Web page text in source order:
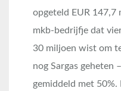
opgeteld EUR 147,7
mkb-bedrijfje dat
30 miljoen wist om
nog Sargas geheten
gemiddeld met